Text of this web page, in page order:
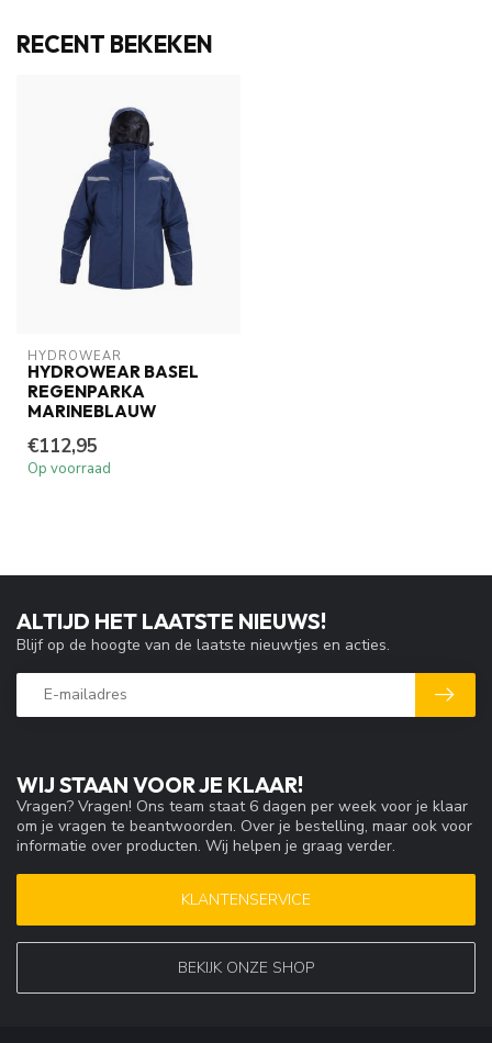
RECENT BEKEKEN
HYDROWEAR
HYDROWEAR BASEL
REGENPARKA
MARINEBLAUW
€112,95
Op voorraad
WIJ STAAN VOOR JE KLAAR!
Vragen? Vragen! Ons team staat 6 dagen per week voor je klaar
om je vragen te beantwoorden. Over je bestelling, maar ook voor
informatie over producten. Wij helpen je graag verder.
KLANTENSERVICE
BEKIJK ONZE SHOP
ALTIJD HET LAATSTE NIEUWS!
Blijf op de hoogte van de laatste nieuwtjes en acties.